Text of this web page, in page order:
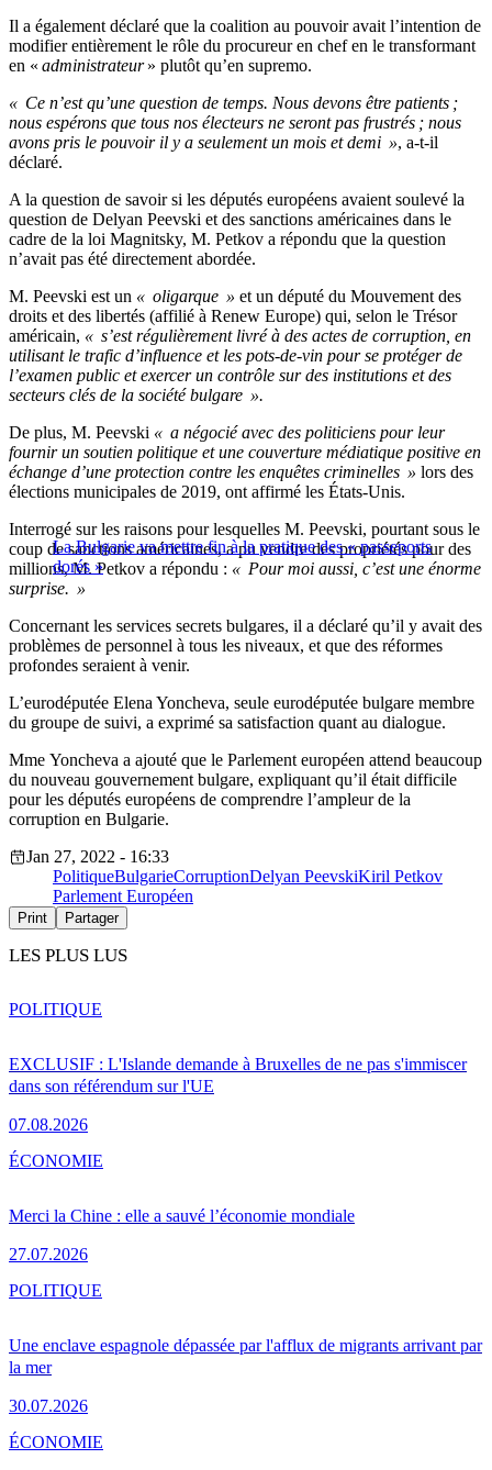
Il a également déclaré que la coalition au pouvoir avait l’intention de
modifier entièrement le rôle du procureur en chef en le transformant
en « administrateur» plutôt qu’en supremo.
« Ce n’est qu’une question de temps. Nous devons être patients ;
nous espérons que tous nos électeurs ne seront pas frustrés ; nous
avons pris le pouvoir il y a seulement un mois et demi », a-t-il
déclaré.
A la question de savoir si les députés européens avaient soulevé la
question de Delyan Peevski et des sanctions américaines dans le
cadre de la loi Magnitsky, M. Petkov a répondu que la question
n’avait pas été directement abordée.
M. Peevski est un « oligarque » et un député du Mouvement des
droits et des libertés (affilié à Renew Europe) qui, selon le Trésor
américain, « s’est régulièrement livré à des actes de corruption, en
utilisant le trafic d’influence et les pots-de-vin pour se protéger de
l’examen public et exercer un contrôle sur des institutions et des
secteurs clés de la société bulgare ».
De plus, M. Peevski « a négocié avec des politiciens pour leur
fournir un soutien politique et une couverture médiatique positive en
échange d’une protection contre les enquêtes criminelles » lors des
élections municipales de 2019, ont affirmé les États-Unis.
La Bulgarie va mettre fin à la pratique des « passeports
dorés »
Interrogé sur les raisons pour lesquelles M. Peevski, pourtant sous le
coup de sanctions américaines, a pu vendre des propriétés pour des
millions, M. Petkov a répondu : « Pour moi aussi, c’est une énorme
surprise. »
Concernant les services secrets bulgares, il a déclaré qu’il y avait des
problèmes de personnel à tous les niveaux, et que des réformes
profondes seraient à venir.
L’eurodéputée Elena Yoncheva, seule eurodéputée bulgare membre
du groupe de suivi, a exprimé sa satisfaction quant au dialogue.
Mme Yoncheva a ajouté que le Parlement européen attend beaucoup
du nouveau gouvernement bulgare, expliquant qu’il était difficile
pour les députés européens de comprendre l’ampleur de la
corruption en Bulgarie.
Jan 27, 2022 - 16:33
PolitiqueBulgarieCorruptionDelyan PeevskiKiril Petkov
Parlement Européen
Print Partager
LES PLUS LUS
EXCLUSIF : L'Islande demande à Bruxelles de ne pas s'immiscer
dans son référendum sur l'UE
07.08.2026
POLITIQUE
Merci la Chine : elle a sauvé l’économie mondiale
27.07.2026
ÉCONOMIE
Une enclave espagnole dépassée par l'afflux de migrants arrivant par
la mer
30.07.2026
POLITIQUE
ÉCONOMIE